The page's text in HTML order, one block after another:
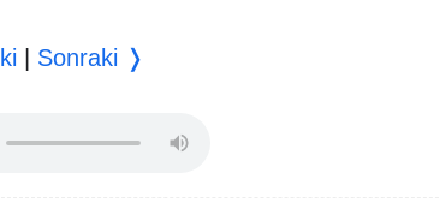
| Sonraki ❭